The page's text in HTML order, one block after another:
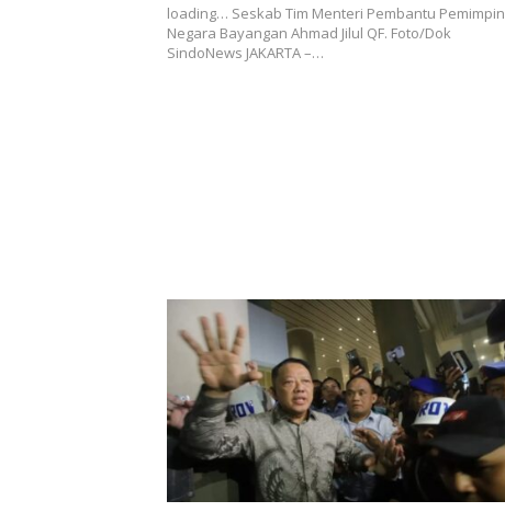
loading… Seskab Tim Menteri Pembantu Pemimpin
Negara Bayangan Ahmad Jilul QF. Foto/Dok
SindoNews JAKARTA –…